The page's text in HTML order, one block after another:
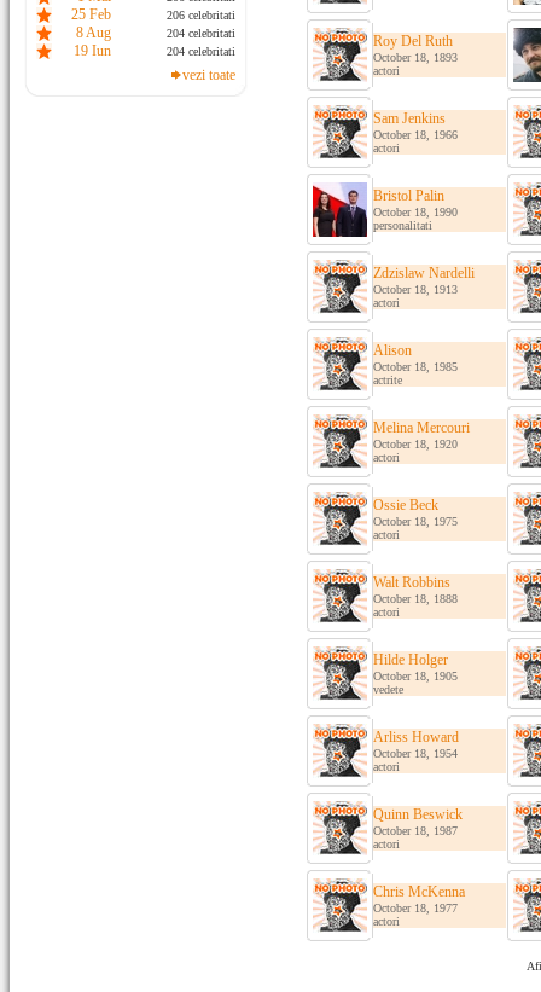
25 Feb 206 celebritati
8 Aug 204 celebritati
19 Iun 204 celebritati
vezi toate
Roy Del Ruth
October 18, 1893
actori
Sam Jenkins
October 18, 1966
actori
Bristol Palin
October 18, 1990
personalitati
Zdzislaw Nardelli
October 18, 1913
actori
Alison
October 18, 1985
actrite
Melina Mercouri
October 18, 1920
actori
Ossie Beck
October 18, 1975
actori
Walt Robbins
October 18, 1888
actori
Hilde Holger
October 18, 1905
vedete
Arliss Howard
October 18, 1954
actori
Quinn Beswick
October 18, 1987
actori
Chris McKenna
October 18, 1977
actori